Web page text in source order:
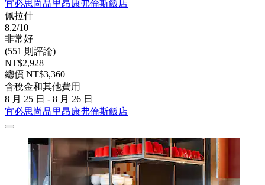
宜必思尚品里昂康弗倫斯飯店
佩拉什
8.2/10
非常好
(551 則評論)
NT$2,928
總價 NT$3,360
含稅金和其他費用
8 月 25 日 - 8 月 26 日
宜必思尚品里昂康弗倫斯飯店